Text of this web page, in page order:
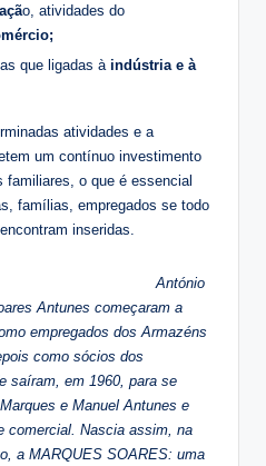
o, atividades do
que ligadas à indústria e à
atividades e a
um contínuo investimento
o que é essencial
famílias, empregados se todo
inseridas.
António
Antunes começaram a
empregados dos Armazéns
como sócios dos
saíram, em 1960, para se
e Manuel Antunes e
comercial. Nascia assim, na
a MARQUES SOARES: uma